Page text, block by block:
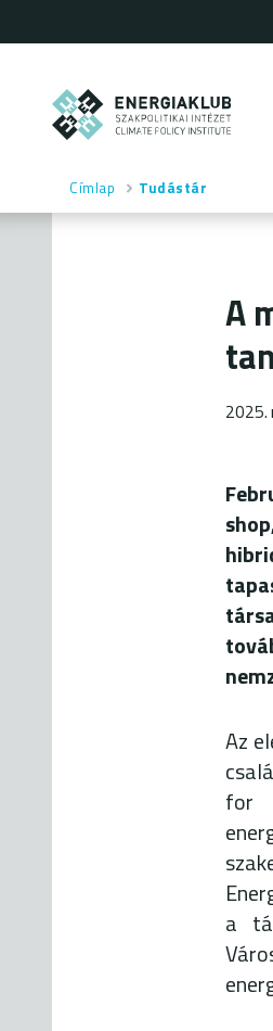
a
Main
menu
Morzsa
Címlap Tudástár
A
2025.
Az
for
a